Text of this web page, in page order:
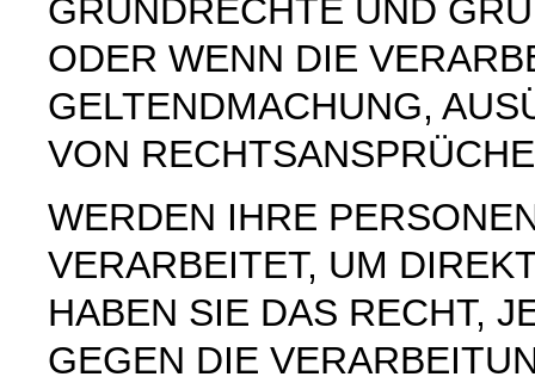
GRUNDRECHTE UND
ODER WENN DIE
GELTENDMACHUNG,
VON
WERDEN IHRE
VERARBEITET, UM
HABEN SIE DAS RECHT,
GEGEN DIE